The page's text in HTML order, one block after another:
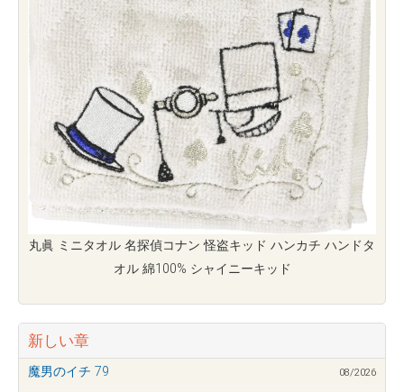
丸眞 ミニタオル 名探偵コナン 怪盗キッド ハンカチ ハンドタ
オル 綿100% シャイニーキッド
新しい章
魔男のイチ 79 08/2026